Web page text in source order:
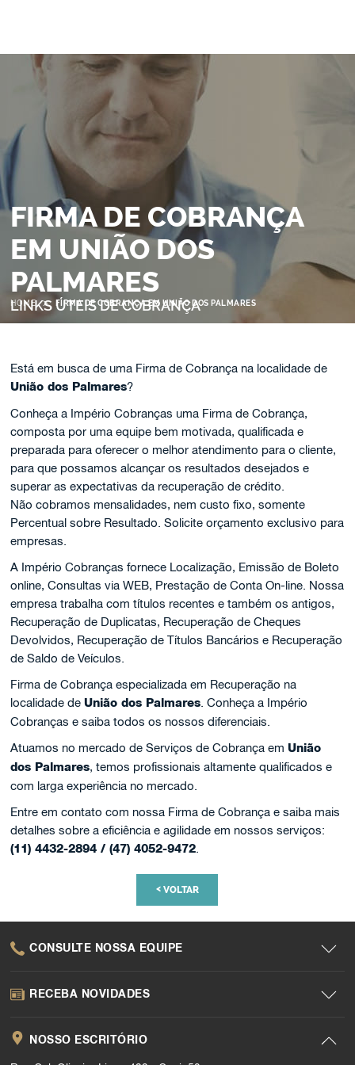
FIRMA DE COBRANÇA
EM UNIÃO DOS
PALMARES
LINKS ÚTEIS DE COBRANÇA
HOME > FIRMA DE COBRANÇA EM UNIÃO DOS PALMARES
Está em busca de uma Firma de Cobrança na localidade de
União dos Palmares?
Conheça a Império Cobranças uma Firma de Cobrança,
composta por uma equipe bem motivada, qualificada e
preparada para oferecer o melhor atendimento para o cliente,
para que possamos alcançar os resultados desejados e
superar as expectativas da recuperação de crédito.
Não cobramos mensalidades, nem custo fixo, somente
Percentual sobre Resultado. Solicite orçamento exclusivo para
empresas.
A Império Cobranças fornece Localização, Emissão de Boleto
online, Consultas via WEB, Prestação de Conta On-line. Nossa
empresa trabalha com títulos recentes e também os antigos,
Recuperação de Duplicatas, Recuperação de Cheques
Devolvidos, Recuperação de Títulos Bancários e Recuperação
de Saldo de Veículos.
Firma de Cobrança especializada em Recuperação na
localidade deUnião dos Palmares. Conheça a Império
Cobranças e saiba todos os nossos diferenciais.
Atuamos no mercado de Serviços de Cobrança emUnião
dos Palmares, temos profissionais altamente qualificados e
com larga experiência no mercado.
Entre em contato com nossa Firma de Cobrança e saiba mais
detalhes sobre a eficiência e agilidade em nossos serviços:
(11) 4432-2894 / (47) 4052-9472.
<VOLTAR
CONSULTE NOSSA EQUIPE
RECEBA NOVIDADES
NOSSO ESCRITÓRIO